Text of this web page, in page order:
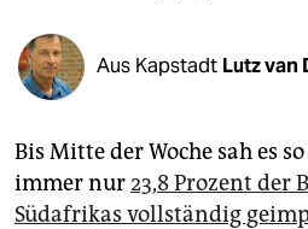
shop
fragen & hilfe
unterstützen
abo
Aus Kapstadt Lutz van
Bis Mitte der Woche sah es
immer nur23,8 Prozent der
Südafrikas vollständig